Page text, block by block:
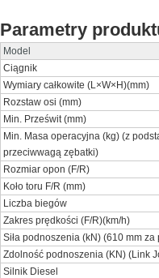
Parametry
Model
Ciągnik
Wymiary całkowite (L×W×H)(mm)
Rozstaw osi (mm)
Min. Prześwit (mm)
Min. Masa operacyjna (kg) (z
przeciwwagą zębatki)
Rozmiar opon (F/R)
Koło toru F/R (mm)
Liczba biegów
Zakres prędkości (F/R)(km/h)
Siła podnoszenia (kN) (610 mm
Zdolność podnoszenia (KN) (Link
Silnik Diesel